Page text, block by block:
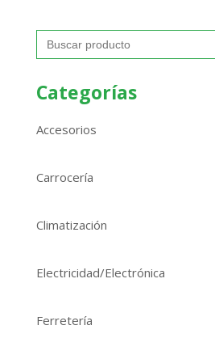
Buscar:
Categorías
Accesorios
Carrocería
Climatización
Electricidad/Electrónica
Ferretería